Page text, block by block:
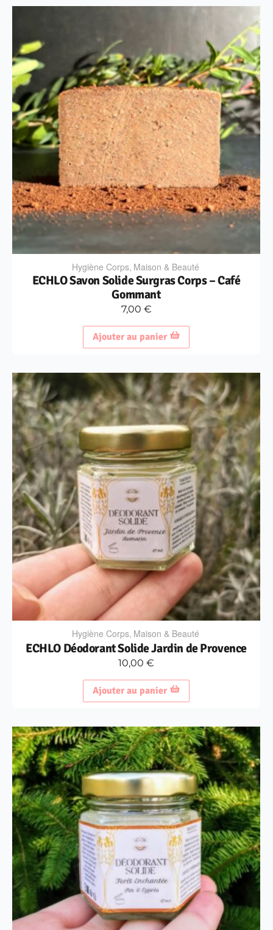
Hygiène Corps, Maison & Beauté
ECHLO Savon Solide Surgras Corps – Café
Gommant
7,00 €
Ajouter au panier
Hygiène Corps, Maison & Beauté
ECHLO Déodorant Solide Jardin de Provence
10,00 €
Ajouter au panier